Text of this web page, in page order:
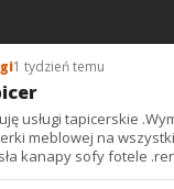
1 tydzień temu
usługi tapicerskie
meblowej na
mebli
vintage,PRL. glamur